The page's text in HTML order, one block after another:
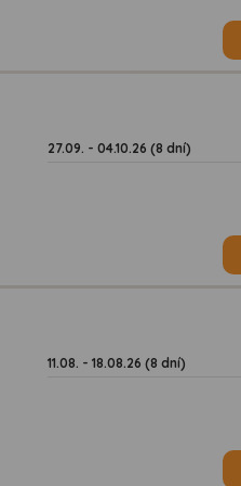
27.09. - 04.10.26 (8 dní)
11.08. - 18.08.26 (8 dní)